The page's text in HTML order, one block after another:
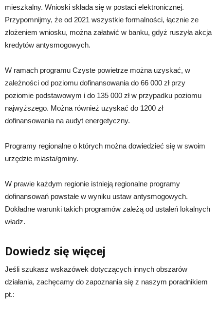
mieszkalny. Wnioski składa się w postaci elektronicznej.
Przypomnijmy, że od 2021 wszystkie formalności, łącznie ze
złożeniem wniosku, można załatwić w banku, gdyż ruszyła akcja
kredytów antysmogowych.
W ramach programu Czyste powietrze można uzyskać, w
zależności od poziomu dofinansowania do 66 000 zł przy
poziomie podstawowym i do 135 000 zł w przypadku poziomu
najwyższego. Można również uzyskać do 1200 zł
dofinansowania na audyt energetyczny.
Programy regionalne o których można dowiedzieć się w swoim
urzędzie miasta/gminy.
W prawie każdym regionie istnieją regionalne programy
dofinansowań powstałe w wyniku ustaw antysmogowych.
Dokładne warunki takich programów zależą od ustaleń lokalnych
władz.
Dowiedz się więcej
Jeśli szukasz wskazówek dotyczących innych obszarów
działania, zachęcamy do zapoznania się z naszym poradnikiem
pt.: